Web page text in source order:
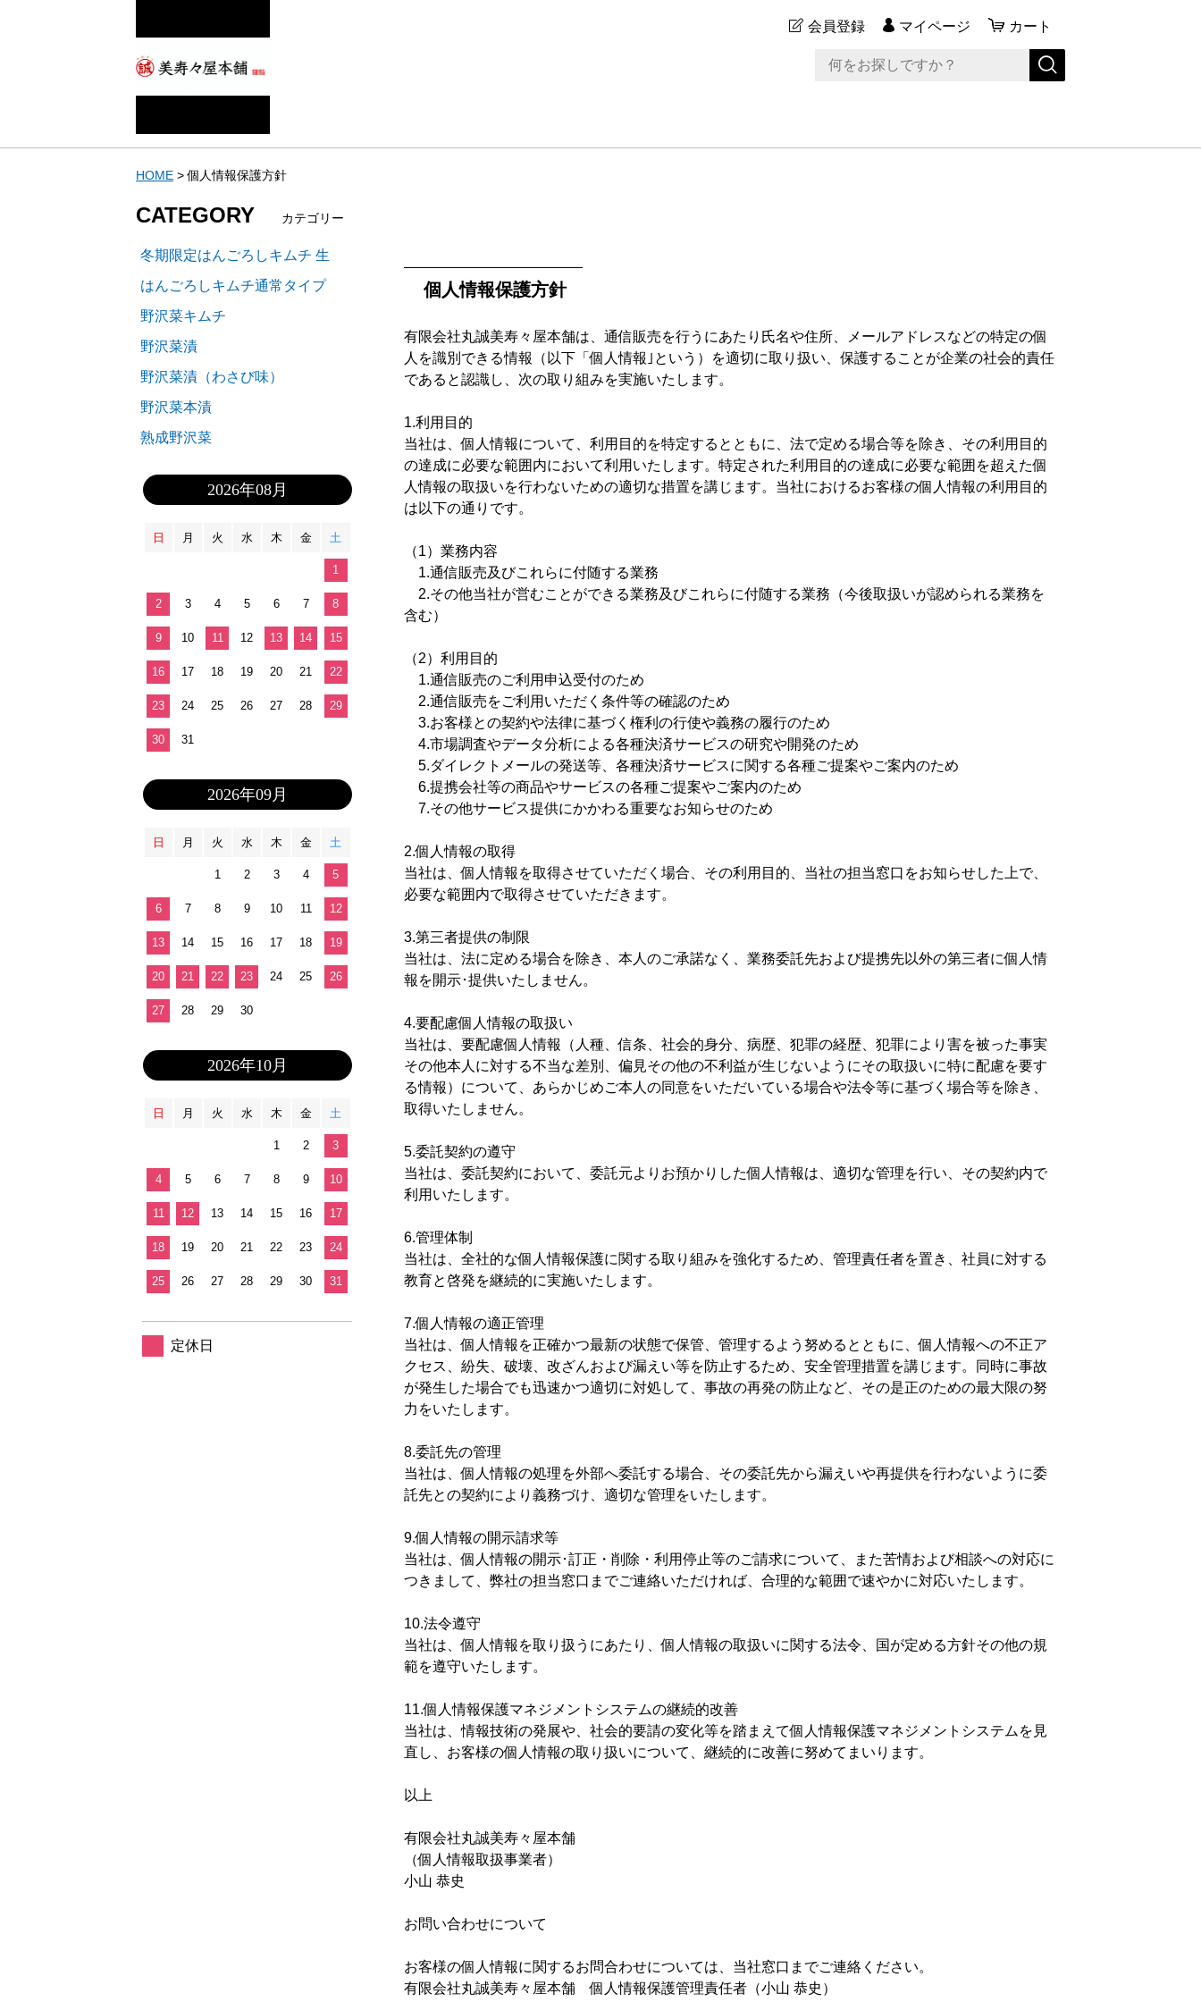
会員登録 マイページ カート
HOME 個人情報保護方針
個人情報保護方針
有限会社丸誠美寿々屋本舗は、通信販売を行うにあたり氏名や住所、メールアドレスなどの特定の個
人を識別できる情報（以下「個人情報｣という）を適切に取り扱い、保護することが企業の社会的責任
であると認識し、次の取り組みを実施いたします。
1.利用目的
当社は、個人情報について、利用目的を特定するとともに、法で定める場合等を除き、その利用目的
の達成に必要な範囲内において利用いたします。特定された利用目的の達成に必要な範囲を超えた個
人情報の取扱いを行わないための適切な措置を講じます。当社におけるお客様の個人情報の利用目的
は以下の通りです。
（1）業務内容
1.通信販売及びこれらに付随する業務
2.その他当社が営むことができる業務及びこれらに付随する業務（今後取扱いが認められる業務を
含む）
（2）利用目的
1.通信販売のご利用申込受付のため
2.通信販売をご利用いただく条件等の確認のため
3.お客様との契約や法律に基づく権利の行使や義務の履行のため
4.市場調査やデータ分析による各種決済サービスの研究や開発のため
5.ダイレクトメールの発送等、各種決済サービスに関する各種ご提案やご案内のため
6.提携会社等の商品やサービスの各種ご提案やご案内のため
7.その他サービス提供にかかわる重要なお知らせのため
2.個人情報の取得
当社は、個人情報を取得させていただく場合、その利用目的、当社の担当窓口をお知らせした上で、
必要な範囲内で取得させていただきます。
3.第三者提供の制限
当社は、法に定める場合を除き、本人のご承諾なく、業務委託先および提携先以外の第三者に個人情
報を開示･提供いたしません。
4.要配慮個人情報の取扱い
当社は、要配慮個人情報（人種、信条、社会的身分、病歴、犯罪の経歴、犯罪により害を被った事実
その他本人に対する不当な差別、偏見その他の不利益が生じないようにその取扱いに特に配慮を要す
る情報）について、あらかじめご本人の同意をいただいている場合や法令等に基づく場合等を除き、
取得いたしません。
5.委託契約の遵守
当社は、委託契約において、委託元よりお預かりした個人情報は、適切な管理を行い、その契約内で
利用いたします。
6.管理体制
当社は、全社的な個人情報保護に関する取り組みを強化するため、管理責任者を置き、社員に対する
教育と啓発を継続的に実施いたします。
7.個人情報の適正管理
当社は、個人情報を正確かつ最新の状態で保管、管理するよう努めるとともに、個人情報への不正ア
クセス、紛失、破壊、改ざんおよび漏えい等を防止するため、安全管理措置を講じます。同時に事故
が発生した場合でも迅速かつ適切に対処して、事故の再発の防止など、その是正のための最大限の努
力をいたします。
8.委託先の管理
当社は、個人情報の処理を外部へ委託する場合、その委託先から漏えいや再提供を行わないように委
託先との契約により義務づけ、適切な管理をいたします。
9.個人情報の開示請求等
当社は、個人情報の開示･訂正・削除・利用停止等のご請求について、また苦情および相談への対応に
つきまして、弊社の担当窓口までご連絡いただければ、合理的な範囲で速やかに対応いたします。
10.法令遵守
当社は、個人情報を取り扱うにあたり、個人情報の取扱いに関する法令、国が定める方針その他の規
範を遵守いたします。
11.個人情報保護マネジメントシステムの継続的改善
当社は、情報技術の発展や、社会的要請の変化等を踏まえて個人情報保護マネジメントシステムを見
直し、お客様の個人情報の取り扱いについて、継続的に改善に努めてまいります。
以上
有限会社丸誠美寿々屋本舗
（個人情報取扱事業者）
小山 恭史
お問い合わせについて
お客様の個人情報に関するお問合わせについては、当社窓口までご連絡ください。
有限会社丸誠美寿々屋本舗 個人情報保護管理責任者（小山 恭史）
CATEGORY カテゴリー
冬期限定はんごろしキムチ 生
はんごろしキムチ通常タイプ
野沢菜キムチ
野沢菜漬
野沢菜漬（わさび味）
野沢菜本漬
熟成野沢菜
2026年08月
日 月 火 水 木 金 土
1
2 3 4 5 6 7 8
9 10 11 12 13 14 15
16 17 18 19 20 21 22
23 24 25 26 27 28 29
30 31
2026年09月
日 月 火 水 木 金 土
1 2 3 4 5
6 7 8 9 10 11 12
13 14 15 16 17 18 19
20 21 22 23 24 25 26
27 28 29 30
2026年10月
日 月 火 水 木 金 土
1 2 3
4 5 6 7 8 9 10
11 12 13 14 15 16 17
18 19 20 21 22 23 24
25 26 27 28 29 30 31
定休日